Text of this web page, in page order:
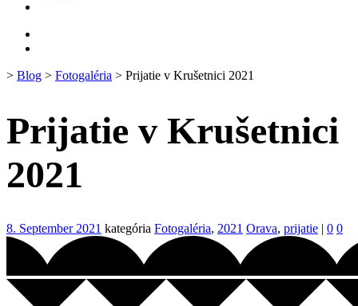
> Blog > Fotogaléria > Prijatie v Krušetnici 2021
Prijatie v Krušetnici
2021
8. September 2021 kategória Fotogaléria, 2021 Orava, prijatie | 0 0